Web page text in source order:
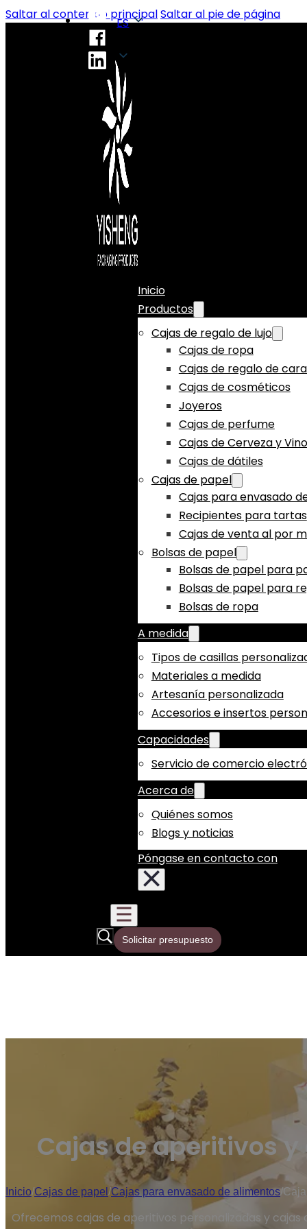
Saltar al contenido principalSaltar al pie de página
ES
Inicio
Productos
Cajas de regalo de lujo
Cajas de ropa
Cajas de regalo de
Cajas de cosméticos
Joyeros
Cajas de perfume
Cajas de Cerveza y Vino
Cajas de dátiles
Cajas de papel
Cajas para envasado
Recipientes para tartas
Cajas de venta al por
Bolsas de papel
Bolsas de papel para
Bolsas de papel para
Bolsas de ropa
A medida
Tipos de casillas
Materiales a medida
Artesanía personalizada
Accesorios e insertos
Capacidades
Servicio de comercio
Acerca de
Quiénes somos
Blogs y noticias
Póngase en contacto con
Solicitar presupuesto
Cajas de aperitivos
Inicio/Cajas de papel /Cajas para envasado de alimentos/
Ofrecemos cajas de aperitivos personalizadas y